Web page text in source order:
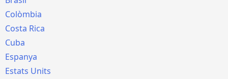
Colòmbia
Costa Rica
Cuba
Espanya
Estats Units